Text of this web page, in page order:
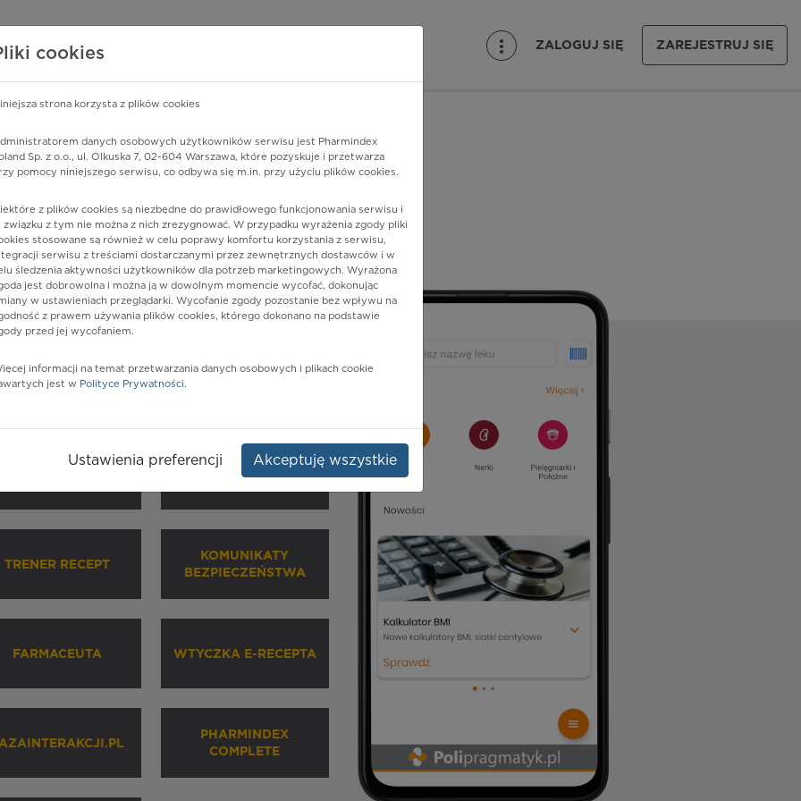
o lekach
PHARMINDEX ZALOGUJ SIĘ ZAREJESTRUJ SIĘ
i spojówek
ochrony zdrowia
INHALATORY
TRENER RECEPT
KOMUNIKATY
BEZPIECZEŃSTWA
FARMACEUTA WTYCZKA E-RECEPTA
PHARMINDEX
COMPLETE
cookies
strona korzysta z plików cookies
danych osobowych użytkowników serwisu jest Pharmindex
Sp. z o.o., ul. Olkuska 7, 02-604 Warszawa, które pozyskuje i przetwarza
pomocy niniejszego serwisu, co odbywa się m.in. przy użyciu plików cookies.
z plików cookies są niezbędne do prawidłowego funkcjonowania serwisu i
związku z tym nie można z nich zrezygnować. W przypadku wyrażenia zgody pliki
stosowane są również w celu poprawy komfortu korzystania z serwisu,
serwisu z treściami dostarczanymi przez zewnętrznych dostawców i w
śledzenia aktywności użytkowników dla potrzeb marketingowych. Wyrażona
jest dobrowolna i można ją w dowolnym momencie wycofać, dokonując
w ustawieniach przeglądarki. Wycofanie zgody pozostanie bez wpływu na
z prawem używania plików cookies, którego dokonano na podstawie
przed jej wycofaniem.
informacji na temat przetwarzania danych osobowych i plikach cookie
jest w Polityce Prywatności.
Ustawienia preferencji Akceptuję wszystkie